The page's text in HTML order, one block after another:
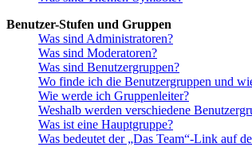
Benutzer-Stufen und Gruppen
Was sind Administratoren?
Was sind Moderatoren?
Was sind Benutzergruppen?
Wo finde ich die Benutzergruppen und
Wie werde ich Gruppenleiter?
Weshalb werden verschiedene
Was ist eine Hauptgruppe?
Was bedeutet der „Das Team“-Link auf